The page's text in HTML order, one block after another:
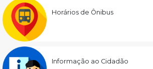
Horários de Ônibus
Informação ao Cidadão